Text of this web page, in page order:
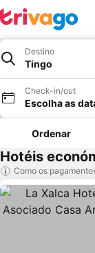
Destino
Tingo
Check-in/out
Escolha as
Ordenar
Hotéis
Como os